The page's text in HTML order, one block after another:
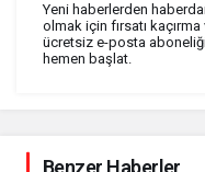
Yeni haberlerden
olmak için fırsatı kaçırma
ücretsiz e-posta
hemen başlat.
Benzer Haberler